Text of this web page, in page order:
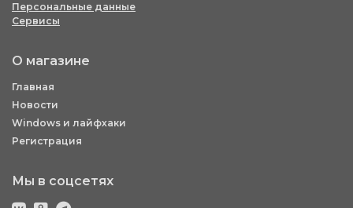
Персональные данные
Сервисы
О магазине
Главная
Новости
Windows и лайфхаки
Регистрация
Мы в соцсетях